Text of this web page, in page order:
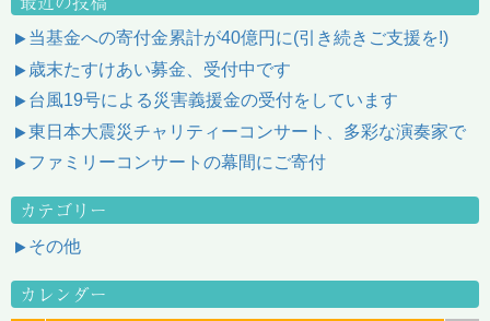
当基金への寄付金累計が40億円に(引き続きご支援を!)
歳末たすけあい募金、受付中です
台風19号による災害義援金の受付をしています
東日本大震災チャリティーコンサート、多彩な演奏家で
ファミリーコンサートの幕間にご寄付
カテゴリー
その他
カレンダー